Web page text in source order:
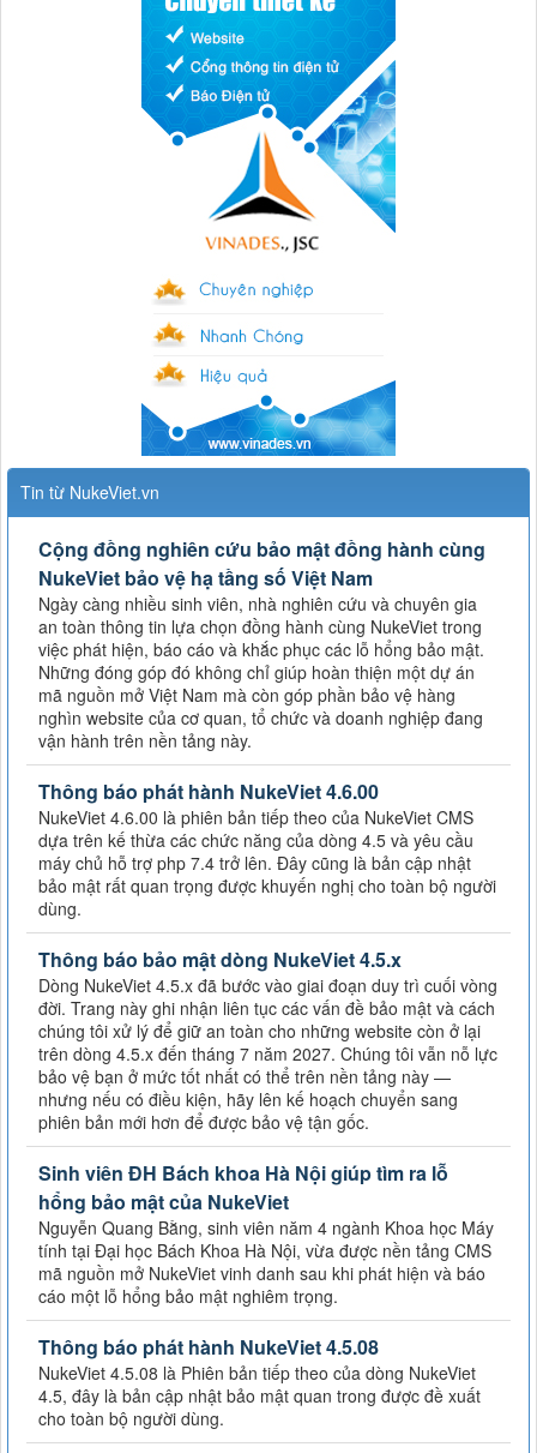
Tin từ NukeViet.vn
Cộng đồng nghiên cứu bảo mật đồng hành cùng
NukeViet bảo vệ hạ tầng số Việt Nam
Ngày càng nhiều sinh viên, nhà nghiên cứu và chuyên gia
an toàn thông tin lựa chọn đồng hành cùng NukeViet trong
việc phát hiện, báo cáo và khắc phục các lỗ hổng bảo mật.
Những đóng góp đó không chỉ giúp hoàn thiện một dự án
mã nguồn mở Việt Nam mà còn góp phần bảo vệ hàng
nghìn website của cơ quan, tổ chức và doanh nghiệp đang
vận hành trên nền tảng này.
Thông báo phát hành NukeViet 4.6.00
NukeViet 4.6.00 là phiên bản tiếp theo của NukeViet CMS
dựa trên kế thừa các chức năng của dòng 4.5 và yêu cầu
máy chủ hỗ trợ php 7.4 trở lên. Đây cũng là bản cập nhật
bảo mật rất quan trọng được khuyến nghị cho toàn bộ người
dùng.
Thông báo bảo mật dòng NukeViet 4.5.x
Dòng NukeViet 4.5.x đã bước vào giai đoạn duy trì cuối vòng
đời. Trang này ghi nhận liên tục các vấn đề bảo mật và cách
chúng tôi xử lý để giữ an toàn cho những website còn ở lại
trên dòng 4.5.x đến tháng 7 năm 2027. Chúng tôi vẫn nỗ lực
bảo vệ bạn ở mức tốt nhất có thể trên nền tảng này —
nhưng nếu có điều kiện, hãy lên kế hoạch chuyển sang
phiên bản mới hơn để được bảo vệ tận gốc.
Sinh viên ĐH Bách khoa Hà Nội giúp tìm ra lỗ
hổng bảo mật của NukeViet
Nguyễn Quang Bằng, sinh viên năm 4 ngành Khoa học Máy
tính tại Đại học Bách Khoa Hà Nội, vừa được nền tảng CMS
mã nguồn mở NukeViet vinh danh sau khi phát hiện và báo
cáo một lỗ hổng bảo mật nghiêm trọng.
Thông báo phát hành NukeViet 4.5.08
NukeViet 4.5.08 là Phiên bản tiếp theo của dòng NukeViet
4.5, đây là bản cập nhật bảo mật quan trong được đề xuất
cho toàn bộ người dùng.